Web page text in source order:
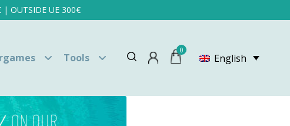
| OUTSIDE UE 300€
Tools
0
English